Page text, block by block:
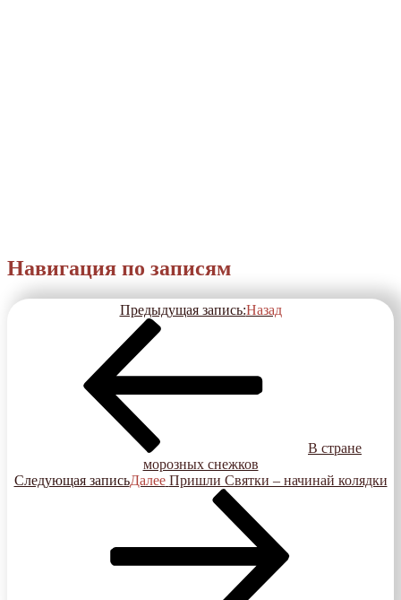
Навигация по записям
Предыдущая запись:Назад
В стране
морозных снежков
Следующая записьДалее Пришли Святки – начинай колядки